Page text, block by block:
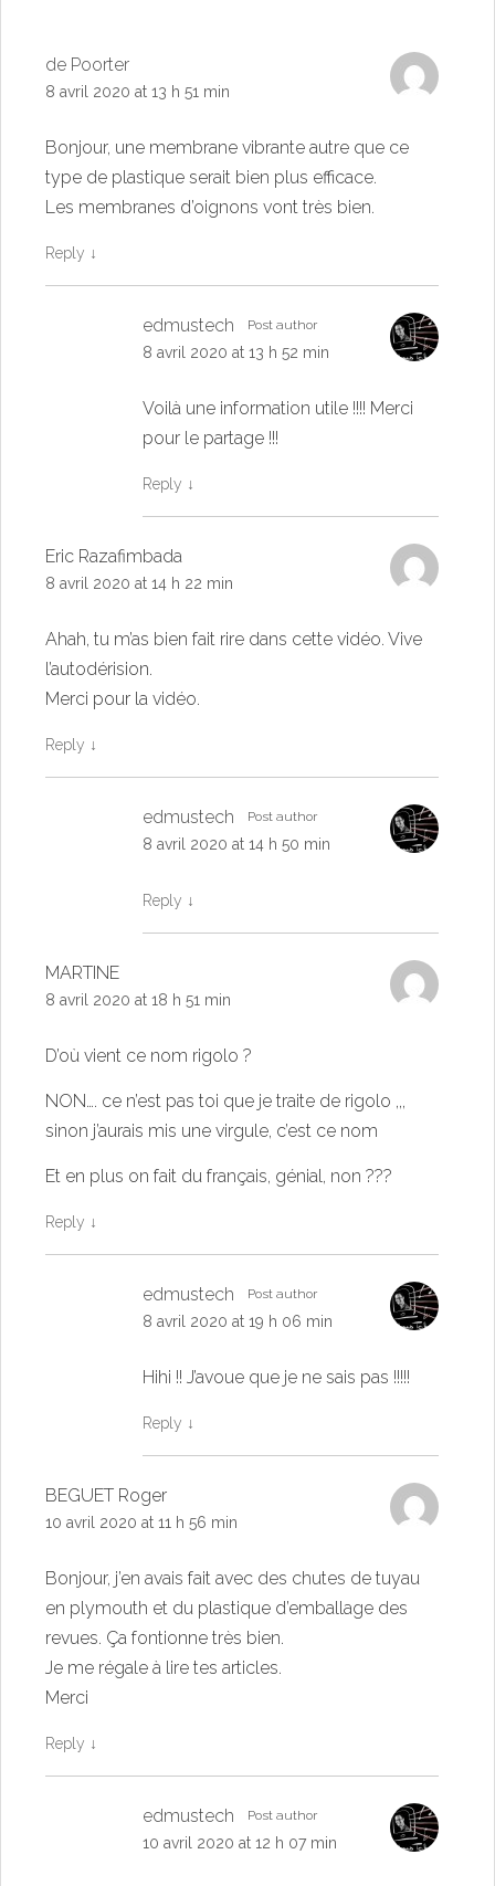
de Poorter
8 avril 2020 at 13 h 51 min
Bonjour, une membrane vibrante autre que ce
type de plastique serait bien plus efficace.
Les membranes d’oignons vont très bien.
Reply ↓
edmustech Post author
8 avril 2020 at 13 h 52 min
Voilà une information utile !!!! Merci
pour le partage !!!
Reply ↓
Eric Razafimbada
8 avril 2020 at 14 h 22 min
Ahah, tu m’as bien fait rire dans cette vidéo. Vive
l’autodérision.
Merci pour la vidéo.
Reply ↓
edmustech Post author
8 avril 2020 at 14 h 50 min
Reply ↓
MARTINE
8 avril 2020 at 18 h 51 min
D’où vient ce nom rigolo ?
NON…. ce n’est pas toi que je traite de rigolo ,,,
sinon j’aurais mis une virgule, c’est ce nom
Et en plus on fait du français, génial, non ???
Reply ↓
edmustech Post author
8 avril 2020 at 19 h 06 min
Hihi !! J’avoue que je ne sais pas !!!!!
Reply ↓
BEGUET Roger
10 avril 2020 at 11 h 56 min
Bonjour, j’en avais fait avec des chutes de tuyau
en plymouth et du plastique d’emballage des
revues. Ça fontionne très bien.
Je me régale à lire tes articles.
Merci
Reply ↓
edmustech Post author
10 avril 2020 at 12 h 07 min